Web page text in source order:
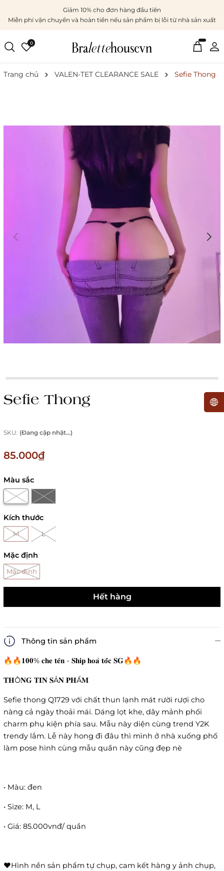
Giảm 10% cho đơn hàng đầu tiên
Miễn phí vận chuyển và hoàn tiền nếu sản phẩm bị lỗi từ nhà sản xuất
0
Trang chủ VALEN-TET CLEARANCE SALE Sefie Thong
Sefie Thong
SKU: (Đang cập nhật...)
85.000₫
Màu sắc
Kích thước
M L
Mặc định
Mặc định
Hết hàng
Thông tin sản phẩm
🔥🔥𝟏𝟎𝟎% 𝐜𝐡𝐞 𝐭𝐞̂𝐧 - 𝐒𝐡𝐢𝐩 𝐡𝐨𝐚̉ 𝐭𝐨̂́𝐜 𝐒𝐆🔥🔥
𝐓𝐇Ô𝐍𝐆 𝐓𝐈𝐍 𝐒Ả𝐍 𝐏𝐇Ẩ𝐌
Sefie thong Q1729 với chất thun lạnh mát rười rượi cho
nàng cả ngày thoải mái. Dáng lọt khe, dây mảnh phối
charm phụ kiện phía sau. Mẫu này diện cùng trend Y2K
trendy lắm. Lễ này hong đi đâu thì mình ở nhà xuống phố
làm pose hình cùng mẫu quần này cũng đẹp nè
• Màu: đen
• Size: M, L
• Giá: 85.000vnđ/ quần
❤️Hình nền sản phẩm tự chụp, cam kết hàng y ảnh chụp,